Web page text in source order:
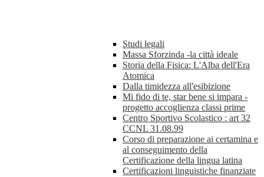
Studi legali
Massa Sforzinda -la città ideale
Storia della Fisica: L'Alba dell'Era
Atomica
Dalla timidezza all'esibizione
Mi fido di te, star bene si impara -
progetto accoglienza classi prime
Centro Sportivo Scolastico : art 32
CCNL 31.08.99
Corso di preparazione ai certamina e
al conseguimento della
Certificazione della lingua latina
Certificazioni linguistiche finanziate